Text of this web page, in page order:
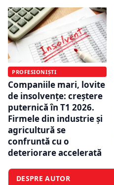
PROFESIONIȘTI
Companiile mari, lovite
de insolvențe: creștere
puternică în T1 2026.
Firmele din industrie și
agricultură se
confruntă cu o
deteriorare accelerată
DESPRE AUTOR